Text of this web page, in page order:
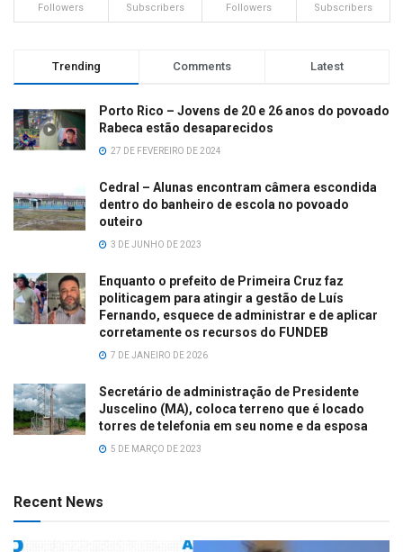
Followers Subscribers Followers Subscribers
Trending Comments Latest
Porto Rico – Jovens de 20 e 26 anos do povoado
Rabeca estão desaparecidos
27 DE FEVEREIRO DE 2024
Cedral – Alunas encontram câmera escondida
dentro do banheiro de escola no povoado
outeiro
3 DE JUNHO DE 2023
Enquanto o prefeito de Primeira Cruz faz
politicagem para atingir a gestão de Luís
Fernando, esquece de administrar e de aplicar
corretamente os recursos do FUNDEB
7 DE JANEIRO DE 2026
Secretário de administração de Presidente
Juscelino (MA), coloca terreno que é locado
torres de telefonia em seu nome e da esposa
5 DE MARÇO DE 2023
Recent News